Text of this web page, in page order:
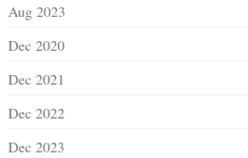
Aug 2023
Dec 2020
Dec 2021
Dec 2022
Dec 2023